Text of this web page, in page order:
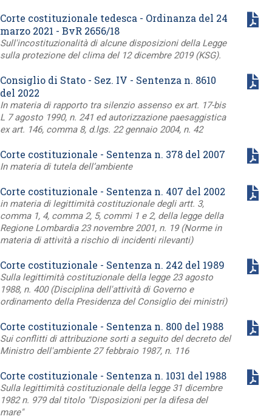
Corte costituzionale tedesca - Ordinanza del 24
marzo 2021 - BvR 2656/18
Sull'incostituzionalità di alcune disposizioni della Legge
sulla protezione del clima del 12 dicembre 2019 (KSG).
Consiglio di Stato - Sez. IV - Sentenza n. 8610
del 2022
In materia di rapporto tra silenzio assenso ex art. 17-bis
L 7 agosto 1990, n. 241 ed autorizzazione paesaggistica
ex art. 146, comma 8, d.lgs. 22 gennaio 2004, n. 42
Corte costituzionale - Sentenza n. 378 del 2007
In materia di tutela dell’ambiente
Corte costituzionale - Sentenza n. 407 del 2002
in materia di legittimità costituzionale degli artt. 3,
comma 1, 4, comma 2, 5, commi 1 e 2, della legge della
Regione Lombardia 23 novembre 2001, n. 19 (Norme in
materia di attività a rischio di incidenti rilevanti)
Corte costituzionale - Sentenza n. 242 del 1989
Sulla legittimità costituzionale della legge 23 agosto
1988, n. 400 (Disciplina dell'attività di Governo e
ordinamento della Presidenza del Consiglio dei ministri)
Corte costituzionale - Sentenza n. 800 del 1988
Sui conflitti di attribuzione sorti a seguito del decreto del
Ministro dell'ambiente 27 febbraio 1987, n. 116
Corte costituzionale - Sentenza n. 1031 del 1988
Sulla legittimità costituzionale della legge 31 dicembre
1982 n. 979 dal titolo "Disposizioni per la difesa del
mare"